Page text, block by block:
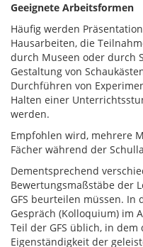
Geeignete Arbeitsformen
Häufig werden
Hausarbeiten, die
durch Museen oder durch
Gestaltung von
Durchführen von
Halten einer
werden.
Empfohlen wird, mehrere
Fächer während der
Dementsprechend
Bewertungsmaßstäbe der
GFS beurteilen müssen. In
Gespräch (Kolloquium) im
Teil der GFS üblich, in
Eigenständigkeit der